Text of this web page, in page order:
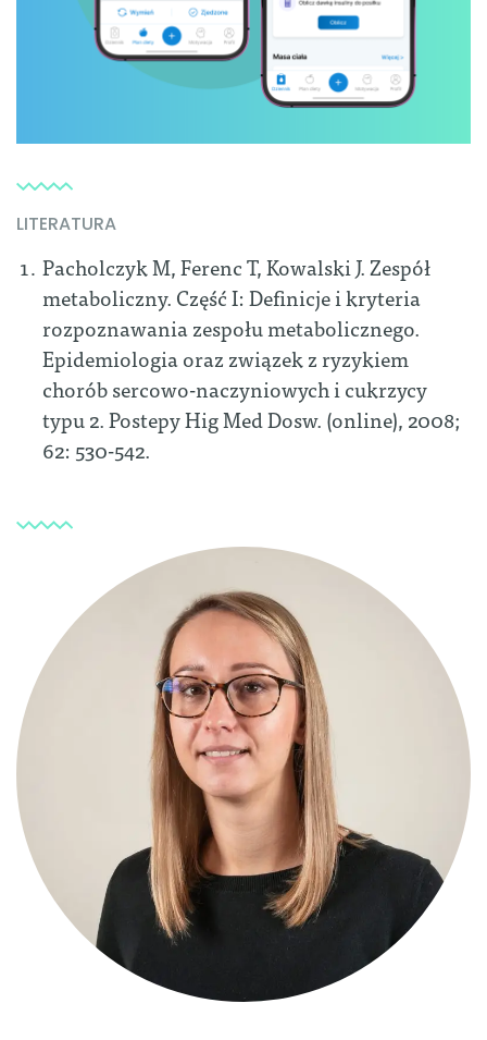
LITERATURA
Pacholczyk M, Ferenc T, Kowalski J. Zespół
metaboliczny. Część I: Definicje i kryteria
rozpoznawania zespołu metabolicznego.
Epidemiologia oraz związek z ryzykiem
chorób sercowo-naczyniowych i cukrzycy
typu 2. Postepy Hig Med Dosw. (online), 2008;
62: 530-542.